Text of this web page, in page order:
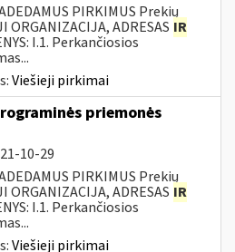
PIRKIMUS Prekių
ADRESAS IR
I.1. Perkančiosios
Viešieji pirkimai
priemonės
10-29
PIRKIMUS Prekių
ADRESAS IR
I.1. Perkančiosios
Viešieji pirkimai